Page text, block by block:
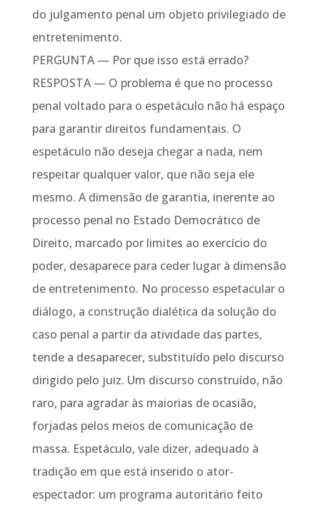
do julgamento penal um objeto privilegiado de
entretenimento.
PERGUNTA — Por que isso está errado?
RESPOSTA — O problema é que no processo
penal voltado para o espetáculo não há espaço
para garantir direitos fundamentais. O
espetáculo não deseja chegar a nada, nem
respeitar qualquer valor, que não seja ele
mesmo. A dimensão de garantia, inerente ao
processo penal no Estado Democrático de
Direito, marcado por limites ao exercício do
poder, desaparece para ceder lugar à dimensão
de entretenimento. No processo espetacular o
diálogo, a construção dialética da solução do
caso penal a partir da atividade das partes,
tende a desaparecer, substituído pelo discurso
dirigido pelo juiz. Um discurso construído, não
raro, para agradar às maiorias de ocasião,
forjadas pelos meios de comunicação de
massa. Espetáculo, vale dizer, adequado à
tradição em que está inserido o ator-
espectador: um programa autoritário feito